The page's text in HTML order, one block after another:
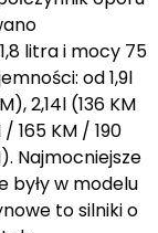
litra i mocy 75
od 1,9l
2,14l (136 KM
/ 165 KM / 190
Najmocniejsze
były w modelu
to silniki o